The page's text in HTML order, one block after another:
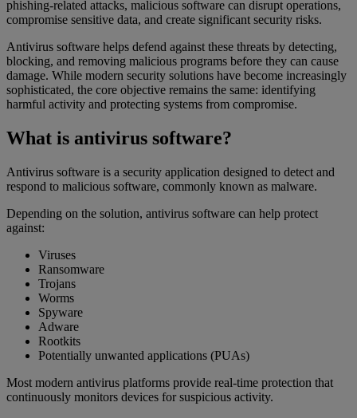
phishing-related attacks, malicious software can disrupt operations,
compromise sensitive data, and create significant security risks.
Antivirus software helps defend against these threats by detecting,
blocking, and removing malicious programs before they can cause
damage. While modern security solutions have become increasingly
sophisticated, the core objective remains the same: identifying
harmful activity and protecting systems from compromise.
What is antivirus software?
Antivirus software is a security application designed to detect and
respond to malicious software, commonly known as malware.
Depending on the solution, antivirus software can help protect
against:
Viruses
Ransomware
Trojans
Worms
Spyware
Adware
Rootkits
Potentially unwanted applications (PUAs)
Most modern antivirus platforms provide real-time protection that
continuously monitors devices for suspicious activity.